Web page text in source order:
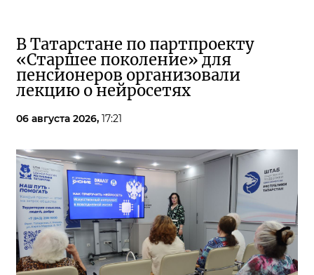
В Татарстане по партпроекту
«Старшее поколение» для
пенсионеров организовали
лекцию о нейросетях
06 августа 2026, 17:21